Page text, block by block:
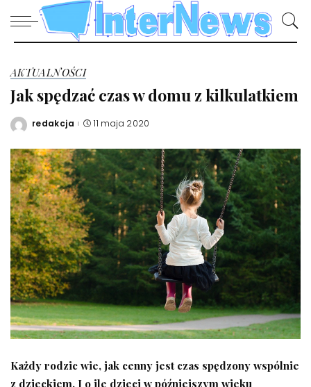
AKTUALNOŚCI
Jak spędzać czas w domu z kilkulatkiem
Posted
redakcja 11 maja 2020
Każdy rodzic wie, jak cenny jest czas spędzony wspólnie
z dzieckiem. I o ile dzieci w późniejszym wieku